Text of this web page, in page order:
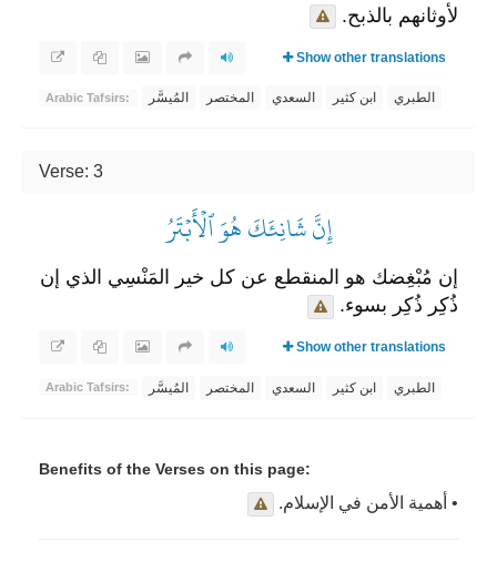
لأوثانهم بالذبح.
Show other translations
Arabic Tafsirs: المُيسَّر المختصر السعدي ابن كثير الطبري
Verse: 3
إِنَّ شَانِئَكَ هُوَ ٱلۡأَبۡتَرُ
إن مُبْغِضك هو المنقطع عن كل خير المَنْسِي الذي إن
ذُكِر ذُكِر بسوء.
Show other translations
Arabic Tafsirs: المُيسَّر المختصر السعدي ابن كثير الطبري
Benefits of the Verses on this page:
• أهمية الأمن في الإسلام.